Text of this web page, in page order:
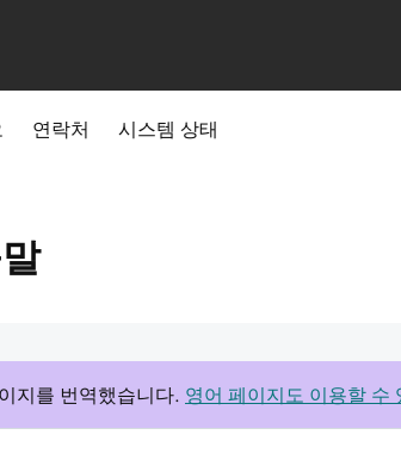
연락처 시스템 상태
지를 번역했습니다. 영어 페이지도 이용할 수